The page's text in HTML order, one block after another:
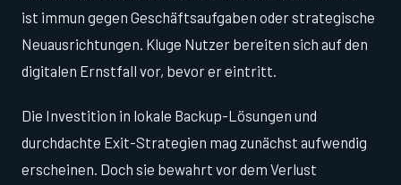
ist immun gegen Geschäftsaufgaben oder strategische
Neuausrichtungen. Kluge Nutzer bereiten sich auf den
digitalen Ernstfall vor, bevor er eintritt.
Die Investition in lokale Backup-Lösungen und
durchdachte Exit-Strategien mag zunächst aufwendig
erscheinen. Doch sie bewahrt vor dem Verlust